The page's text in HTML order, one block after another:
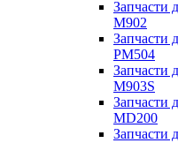
Запчасти
M902
Запчасти
PM504
Запчасти
M903S
Запчасти
MD200
Запчасти